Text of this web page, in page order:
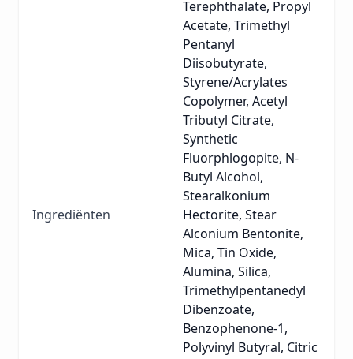
Ingrediënten
Terephthalate, Propyl
Acetate, Trimethyl
Pentanyl
Diisobutyrate,
Styrene/Acrylates
Copolymer, Acetyl
Tributyl Citrate,
Synthetic
Fluorphlogopite, N-
Butyl Alcohol,
Stearalkonium
Hectorite, Stear
Alconium Bentonite,
Mica, Tin Oxide,
Alumina, Silica,
Trimethylpentanedyl
Dibenzoate,
Benzophenone-1,
Polyvinyl Butyral, Citric